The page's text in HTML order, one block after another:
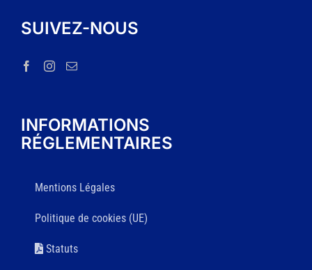
SUIVEZ-NOUS
INFORMATIONS
RÉGLEMENTAIRES
Mentions Légales
Politique de cookies (UE)
Statuts